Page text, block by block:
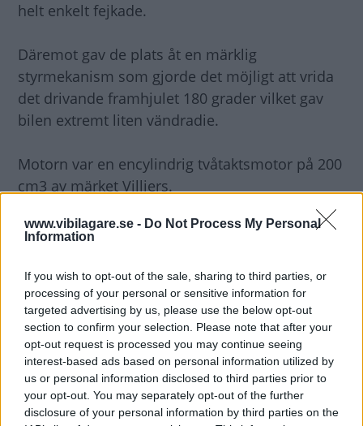
www.vibilagare.se - Do Not Process My Personal
Information
If you wish to opt-out of the sale, sharing to third parties, or
processing of your personal or sensitive information for
targeted advertising by us, please use the below opt-out
section to confirm your selection. Please note that after your
opt-out request is processed you may continue seeing
interest-based ads based on personal information utilized by
us or personal information disclosed to third parties prior to
your opt-out. You may separately opt-out of the further
disclosure of your personal information by third parties on the
helt enkelt fejkade.
Däremot gav de plats åt en märklig
styrmekanism som gjorde det möjligt att vrida
det drivande framhjulet 180 grader vilket gav
bilen extremt liten vändradie.
Motorn var en encylindrig tvåtaktsmotor på 200
cm3 av märket Villiers.
Bengt Dieden, Vi Bilägare